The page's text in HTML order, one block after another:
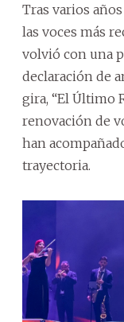
Tras varios
las voces más
volvió con una
declaración de
gira, “El Último
renovación de
han
trayectoria.